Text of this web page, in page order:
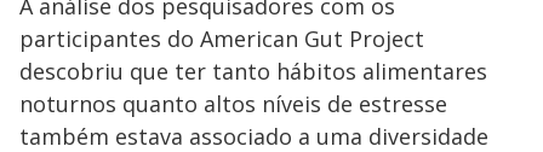
e
o
participantes do American Gut Project
descobriu que ter tanto hábitos alimentares
noturnos quanto altos níveis de estresse
também estava associado a uma diversidade